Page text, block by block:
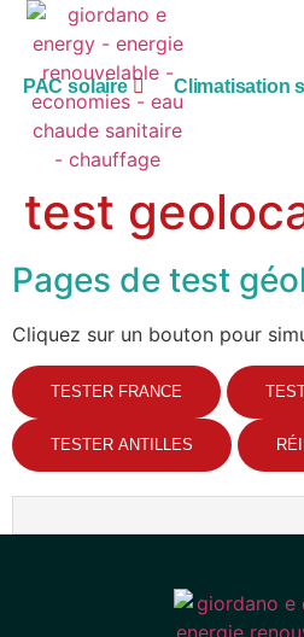
PAC solaire Climatisation
test
Pages de test
Cliquez sur un bouton pour
TESTER FRANCE
TESTER ANTILLES